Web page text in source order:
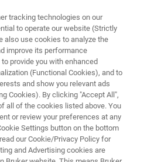
& Raman-
OPUS-Kurse in der
Wissen für
tracking technologies on our
to operate our website (Strictly
also use cookies to analyze the
improve its performance
provide you with enhanced
(Functional Cookies), and to
and show you relevant ads
Cookies). By clicking "Accept All",
all of the cookies listed above. You
or review your preferences at any
Settings button on the bottom
our Cookie/Privacy Policy for
and Advertising cookies are